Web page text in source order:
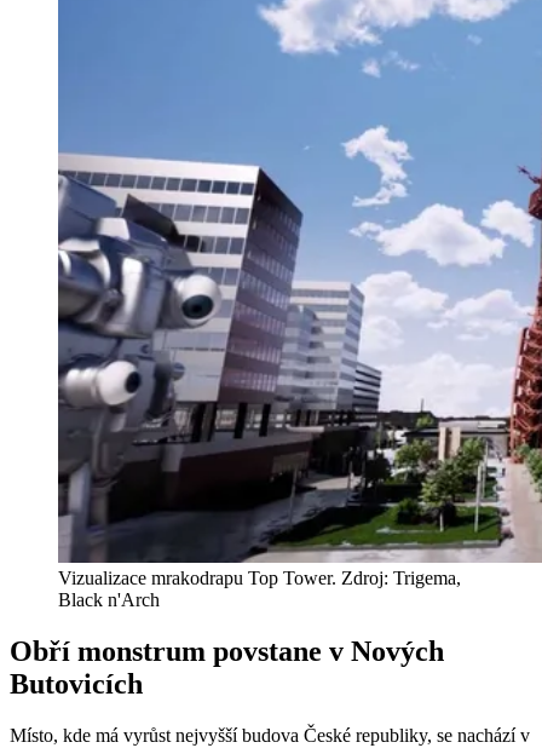
Vizualizace mrakodrapu Top Tower. Zdroj: Trigema,
Black n'Arch
Obří monstrum povstane v Nových
Butovicích
Místo, kde má vyrůst nejvyšší budova České republiky, se nachází v